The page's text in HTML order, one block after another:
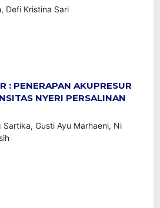
Defi Kristina Sari
: PENERAPAN AKUPRESUR
NYERI PERSALINAN
Sartika, Gusti Ayu Marhaeni, Ni